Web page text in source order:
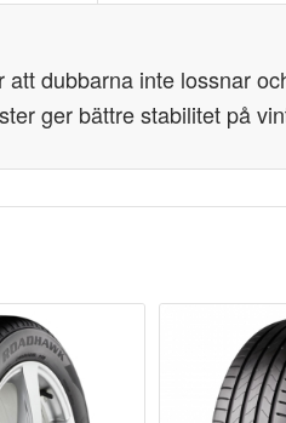
dubbarna inte lossnar
ger bättre stabilitet på